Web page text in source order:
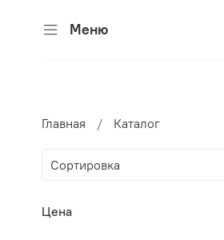
Меню
Главная Каталог
Цена